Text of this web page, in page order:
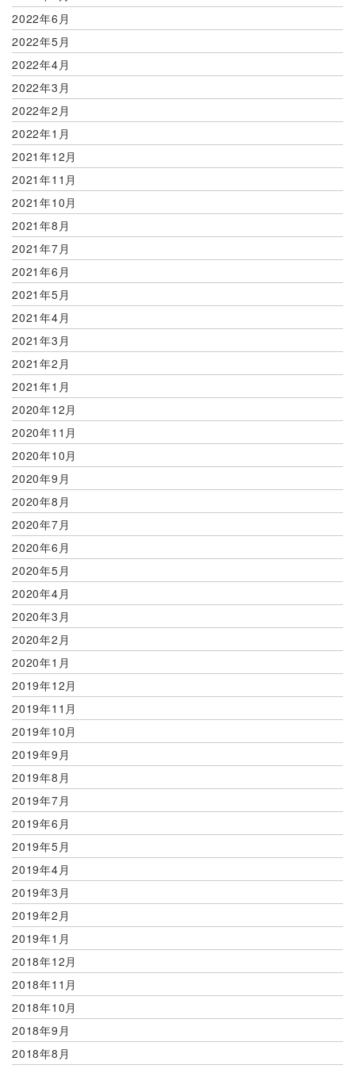
2022年6月
2022年5月
2022年4月
2022年3月
2022年2月
2022年1月
2021年12月
2021年11月
2021年10月
2021年8月
2021年7月
2021年6月
2021年5月
2021年4月
2021年3月
2021年2月
2021年1月
2020年12月
2020年11月
2020年10月
2020年9月
2020年8月
2020年7月
2020年6月
2020年5月
2020年4月
2020年3月
2020年2月
2020年1月
2019年12月
2019年11月
2019年10月
2019年9月
2019年8月
2019年7月
2019年6月
2019年5月
2019年4月
2019年3月
2019年2月
2019年1月
2018年12月
2018年11月
2018年10月
2018年9月
2018年8月